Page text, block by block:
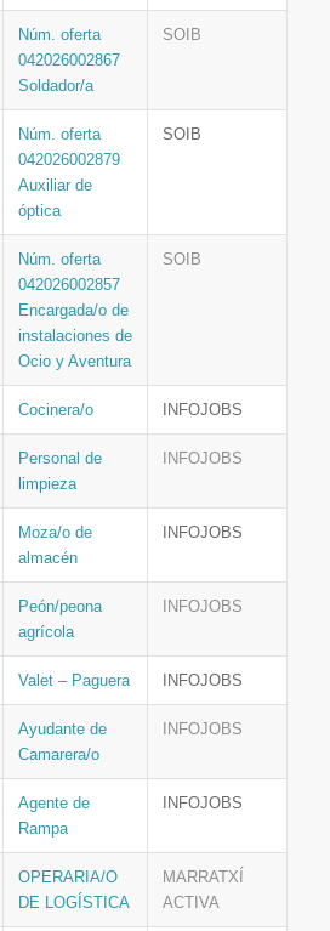
Núm. oferta
042026002867
Soldador/a
SOIB
Núm. oferta
042026002879
Auxiliar de
óptica
SOIB
Núm. oferta
042026002857
Encargada/o de
instalaciones de
Ocio y Aventura
SOIB
Cocinera/o INFOJOBS
Personal de
limpieza
INFOJOBS
Moza/o de
almacén
INFOJOBS
Peón/peona
agrícola
INFOJOBS
Valet – Paguera INFOJOBS
Ayudante de
Camarera/o
INFOJOBS
Agente de
Rampa
INFOJOBS
OPERARIA/O
DE LOGÍSTICA
MARRATXÍ
ACTIVA